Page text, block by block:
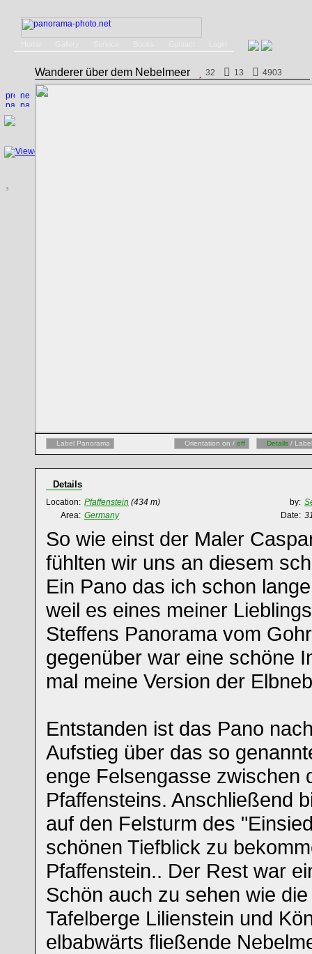
Wanderer über dem Nebelmeer 32 13 4903
Label Panorama Orientation on / off Details /
Details
Location: Pfaffenstein (434 m) by:
Area: Germany Date:
So wie einst der Maler
fühlten wir uns an diesem
Ein Pano das ich schon
weil es eines meiner
Steffens Panorama vom
gegenüber war eine schöne
mal meine Version der
Entstanden ist das Pano
Aufstieg über das so
enge Felsengasse zwischen
Pfaffensteins. Anschließend
auf den Felsturm des
schönen Tiefblick zu
Pfaffenstein.. Der Rest war
Schön auch zu sehen wie
Tafelberge Lilienstein und
elbabwärts fließende